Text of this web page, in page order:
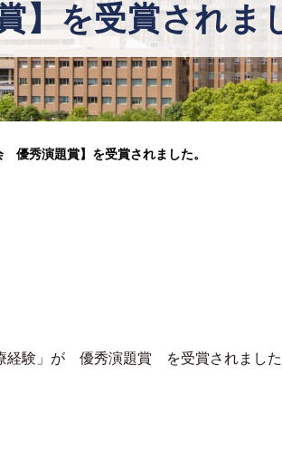
】を受賞されま
優秀演題賞】を受賞されました。
経験」が 優秀演題賞 を受賞されまし